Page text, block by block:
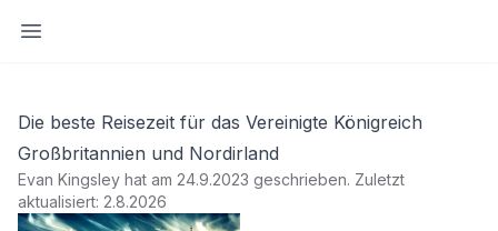
Seitenleiste öffnen
Die beste Reisezeit für das Vereinigte Königreich
Großbritannien und Nordirland
Evan Kingsley hat am 24.9.2023 geschrieben. Zuletzt
aktualisiert: 2.8.2026